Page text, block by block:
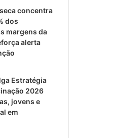
m
concentra
dos
margens da
alerta
Estratégia
2026
jovens e
em